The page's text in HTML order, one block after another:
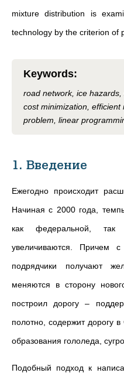
mixture distribution is
technology by the criterion of
Keywords:
road network, ice
cost minimization,
problem, linear
1. Введение
Ежегодно происходит
Начиная с 2000 года,
как федеральной, так
увеличиваются. Причем
подрядчики получают
меняются в сторону
построил дорогу –
полотно, содержит дорогу в
образования гололеда,
Подобный подход к